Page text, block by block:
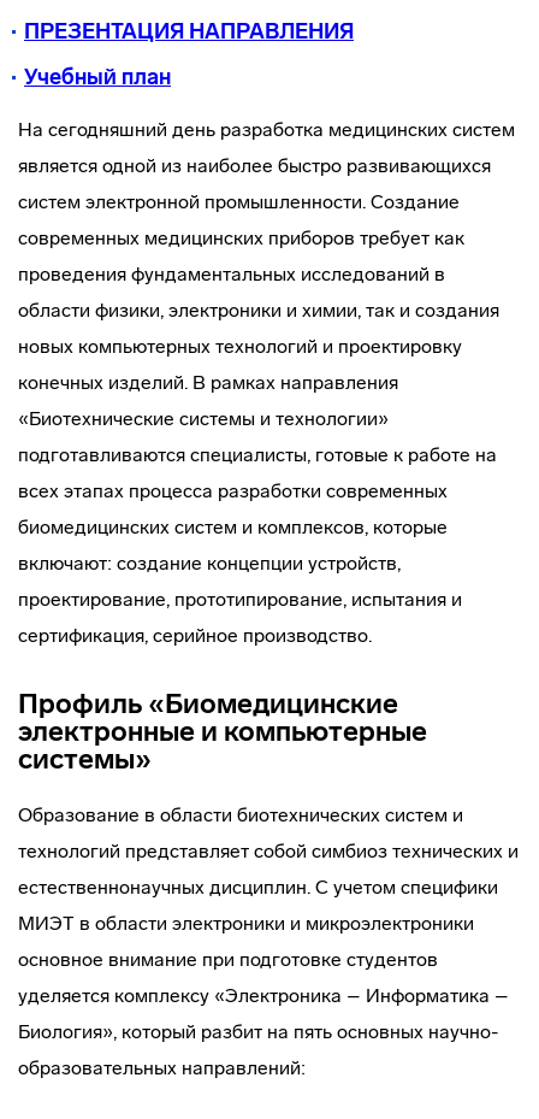
ПРЕЗЕНТАЦИЯ НАПРАВЛЕНИЯ
Учебный план
На сегодняшний день разработка медицинских систем
является одной из наиболее быстро развивающихся
систем электронной промышленности. Создание
современных медицинских приборов требует как
проведения фундаментальных исследований в
области физики, электроники и химии, так и создания
новых компьютерных технологий и проектировку
конечных изделий. В рамках направления
«Биотехнические системы и технологии»
подготавливаются специалисты, готовые к работе на
всех этапах процесса разработки современных
биомедицинских систем и комплексов, которые
включают: создание концепции устройств,
проектирование, прототипирование, испытания и
сертификация, серийное производство.
Профиль «Биомедицинские
электронные и компьютерные
системы»
Образование в области биотехнических систем и
технологий представляет собой симбиоз технических и
естественнонаучных дисциплин. С учетом специфики
МИЭТ в области электроники и микроэлектроники
основное внимание при подготовке студентов
уделяется комплексу «Электроника – Информатика –
Биология», который разбит на пять основных научно-
образовательных направлений: